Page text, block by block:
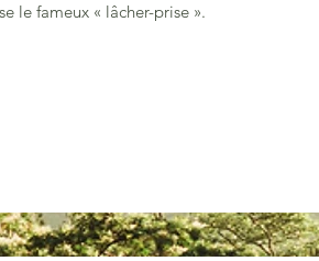
le fameux « lâcher-prise ».